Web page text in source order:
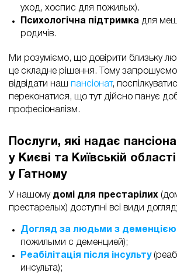
уход, хоспис для пожилых).
Психологічна підтримка для
родичів.
Ми розуміємо, що довірити близьку
це складне рішення. Тому
відвідати наш пансіонат,
переконатися, що тут дійсно панує
професіоналізм.
Послуги, які надає
у Києві та Київській
у Гатному
У нашому домі для престарілих
престарелых) доступні всі види
Догляд за людьми з деменцією
пожилыми с деменцией);
Реабілітація після інсульту
инсульта);